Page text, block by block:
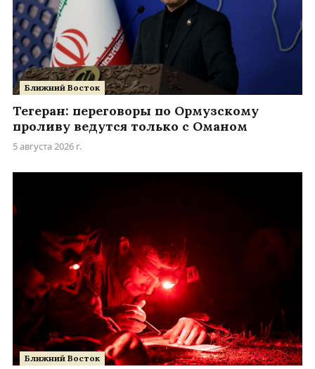
Ближний Восток
Тегеран: переговоры по Ормузскому
проливу ведутся только с Оманом
5 августа 2026 г.
Ближний Восток